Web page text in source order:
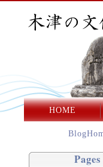
HOME
Pages